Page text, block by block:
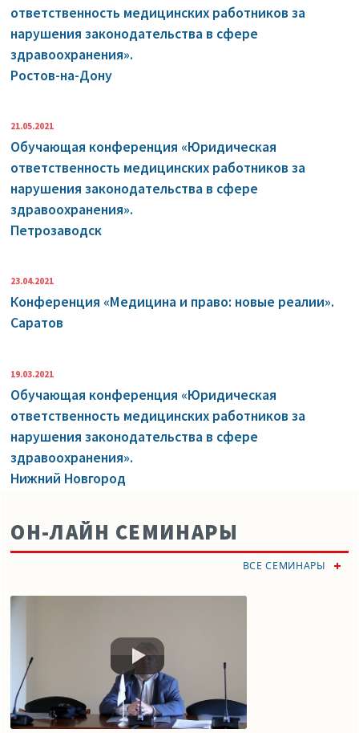
ответственность медицинских работников за
нарушения законодательства в сфере
здравоохранения».
Ростов-на-Дону
21.05.2021
Обучающая конференция «Юридическая
ответственность медицинских работников за
нарушения законодательства в сфере
здравоохранения».
Петрозаводск
23.04.2021
Конференция «Медицина и право: новые реалии».
Саратов
19.03.2021
Обучающая конференция «Юридическая
ответственность медицинских работников за
нарушения законодательства в сфере
здравоохранения».
Нижний Новгород
ОН-ЛАЙН СЕМИНАРЫ
ВСЕ СЕМИНАРЫ